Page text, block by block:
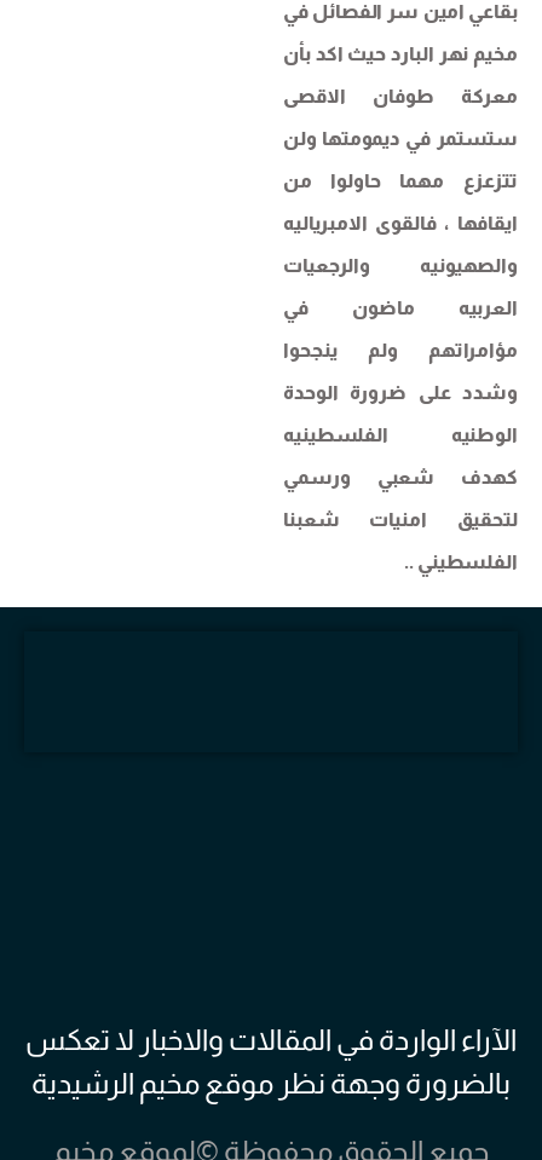
بقاعي امين سر الفصائل في
مخيم نهر البارد حيث اكد بأن
معركة طوفان الاقصى
ستستمر في ديمومتها ولن
تتزعزع مهما حاولوا من
ايقافها ، فالقوى الامبرياليه
والصهيونيه والرجعيات
العربيه ماضون في
مؤامراتهم ولم ينجحوا
وشدد على ضرورة الوحدة
الوطنيه الفلسطينيه
كهدف شعبي ورسمي
لتحقيق امنيات شعبنا
الفلسطيني ..
الآراء الواردة في المقالات والاخبار لا تعكس
بالضرورة وجهة نظر موقع مخيم الرشيدية
جميع الحقوق محفوظة ©لموقع مخيم